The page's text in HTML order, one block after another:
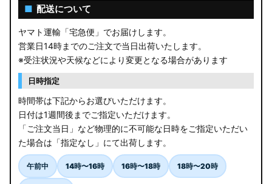
■ 配送について
ヤマト運輸「宅急便」でお届けします。
営業日14時までのご注文で当日出荷いたします。
※受注状況や天候などにより変更となる場合があります
日時指定
時間帯は下記からお選びいただけます。
日付は1週間後までご指定いただけます。
「ご注文当日」など物理的に不可能な日時をご指定いただい
た場合は「指定なし」にて出荷します。
午前中 14時〜16時 16時〜18時 18時〜20時